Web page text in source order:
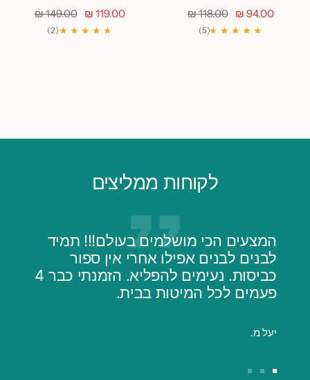
מחיר
מבצע
94.00 ₪
מחיר
רגיל
118.00 ₪
★ ★ ★ ★
★
★
(5)
מחיר
מבצע
119.00 ₪
מחיר
רגיל
149.00 ₪
★ ★ ★ ★ ★
(2)
לקוחות ממליצים
המצעים הכי מושלמים בעולם!!! תמיד
לבנים לבנים אפילו אחרי אין ספור
כביסות. נעימים להפליא. הזמנתי כבר 4
פעמים לכל המיטות בבית.
יעל מ.